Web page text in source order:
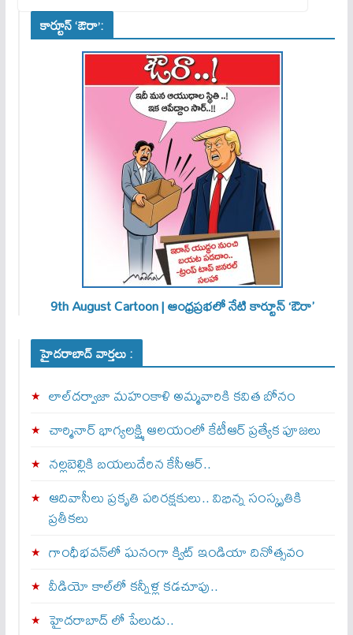
కార్టూన్ ‘ఔరా’:
9th August Cartoon | ఆంధ్రప్రభలో నేటి కార్టూన్ ‘ఔరా’
హైదరాబాద్ వార్తలు :
లాల్‌దర్వాజా మహంకాళి అమ్మవారికి కవిత బోనం
చార్మినార్‌ భాగ్యలక్ష్మి ఆలయంలో కేటీఆర్ ప్రత్యేక పూజలు
నల్లబెల్లికి బయలుదేరిన కేసీఆర్‌..
ఆదివాసీలు ప్రకృతి పరిరక్షకులు.. విభిన్న సంస్కృతికి
ప్రతీకలు
గాంధీభవన్‌లో ఘనంగా క్విట్‌ ఇండియా దినోత్సవం
వీడియో కాల్‌లో కన్నీళ్ల కడచూపు..
హైదరాబాద్ లో పేలుడు..